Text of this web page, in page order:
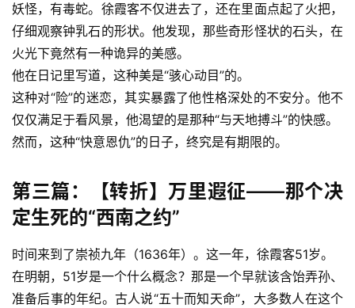
妖怪，有毒蛇。徐霞客不仅进去了，还在里面点起了火把，
仔细观察钟乳石的形状。他发现，那些奇形怪状的石头，在
火光下竟然有一种诡异的美感。
他在日记里写道，这种美是“骇心动目”的。
这种对“险”的迷恋，其实暴露了他性格深处的不安分。他不
仅仅满足于看风景，他渴望的是那种“与天地搏斗”的快感。
然而，这种“快意恩仇”的日子，终究是有期限的。
第三篇：【转折】万里遐征——那个决
定生死的“西南之约”
时间来到了崇祯九年（1636年）。这一年，徐霞客51岁。
在明朝，51岁是一个什么概念？那是一个早就该含饴弄孙、
准备后事的年纪。古人说“五十而知天命”，大多数人在这个